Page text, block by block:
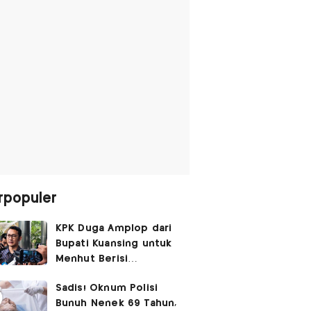
KPK Duga Amplop dari
Bupati Kuansing untuk
Menhut Berisi
Pengembaliannya
Belum Utuh
Sadis! Oknum Polisi
Bunuh Nenek 69 Tahun,